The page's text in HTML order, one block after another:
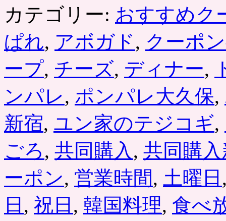
カテゴリー: おすすめク
ぱれ, アボガド, クーポ
ープ, チーズ, ディナー,
ンパレ, ポンパレ大久保,
新宿, ユン家のテジコギ,
ごろ, 共同購入 , 共同購
ーポン, 営業時間, 土曜日
日 , 祝日 , 韓国料理, 食べ